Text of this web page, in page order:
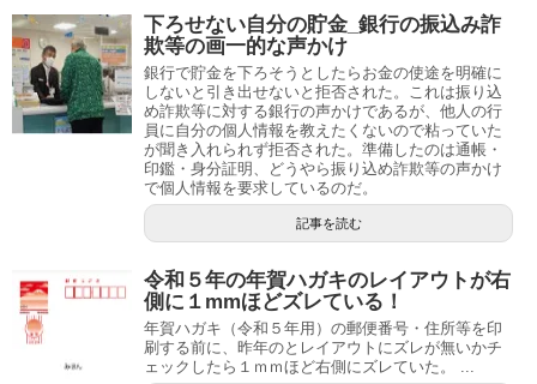
下ろせない自分の貯金_銀行の振込み詐
欺等の画一的な声かけ
銀行で貯金を下ろそうとしたらお金の使途を明確に
しないと引き出せないと拒否された。これは振り込
め詐欺等に対する銀行の声かけであるが、他人の行
員に自分の個人情報を教えたくないので粘っていた
が聞き入れられず拒否された。準備したのは通帳・
印鑑・身分証明、どうやら振り込め詐欺等の声かけ
で個人情報を要求しているのだ。
記事を読む
令和５年の年賀ハガキのレイアウトが右
側に１mmほどズレている！
年賀ハガキ（令和５年用）の郵便番号・住所等を印
刷する前に、昨年のとレイアウトにズレが無いかチ
ェックしたら１ｍｍほど右側にズレていた。 ...